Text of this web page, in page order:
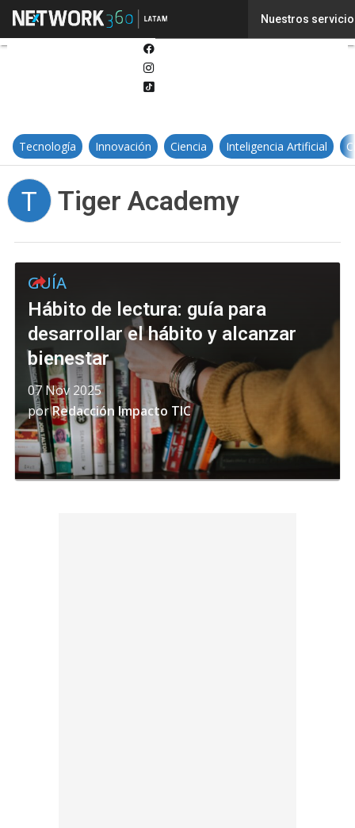
Nuestros
Tecnología Innovación Ciencia Inteligencia Artificial
T Tiger Academy
GUÍA
Hábito de lectura: guía para
desarrollar el hábito y alcanzar
bienestar
07 Nov 2025
porRedacción Impacto TIC